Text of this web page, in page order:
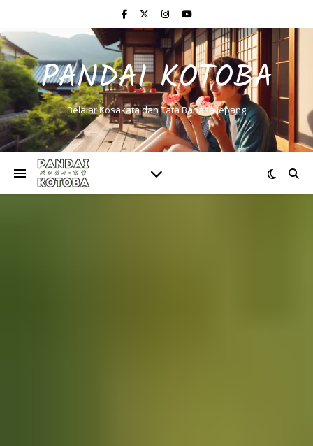
PANDAI KOTOBA
Belajar Kosakata dan Tata Bahasa Jepang